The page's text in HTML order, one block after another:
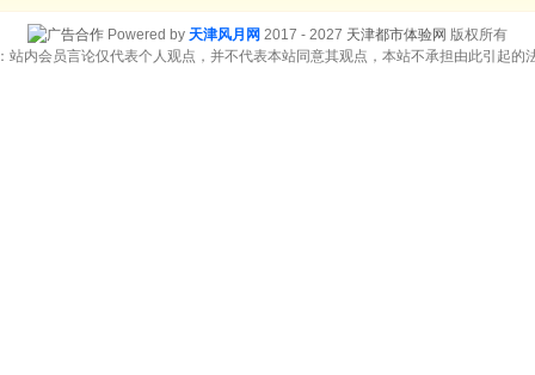
Powered by 天津风月网 2017 - 2027 天津都市体验网 版权所有
站内会员言论仅代表个人观点，并不代表本站同意其观点，本站不承担由此引起的